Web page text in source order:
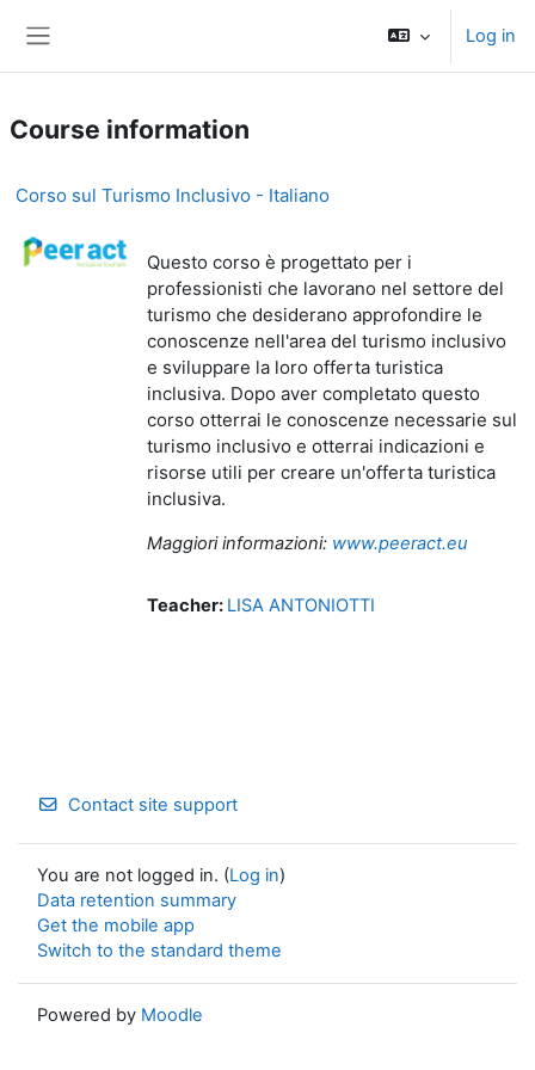
Log in
Course information
Corso sul Turismo Inclusivo - Italiano
Questo corso è progettato per i
professionisti che lavorano nel settore del
turismo che desiderano approfondire le
conoscenze nell'area del turismo inclusivo
e sviluppare la loro offerta turistica
inclusiva. Dopo aver completato questo
corso otterrai le conoscenze necessarie sul
turismo inclusivo e otterrai indicazioni e
risorse utili per creare un'offerta turistica
inclusiva.
Maggiori informazioni: www.peeract.eu
Teacher: LISA ANTONIOTTI
Contact site support
You are not logged in. (Log in)
Data retention summary
Get the mobile app
Switch to the standard theme
Powered by Moodle